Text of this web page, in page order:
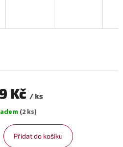
Kč / ks
(2 ks)
Přidat do košíku